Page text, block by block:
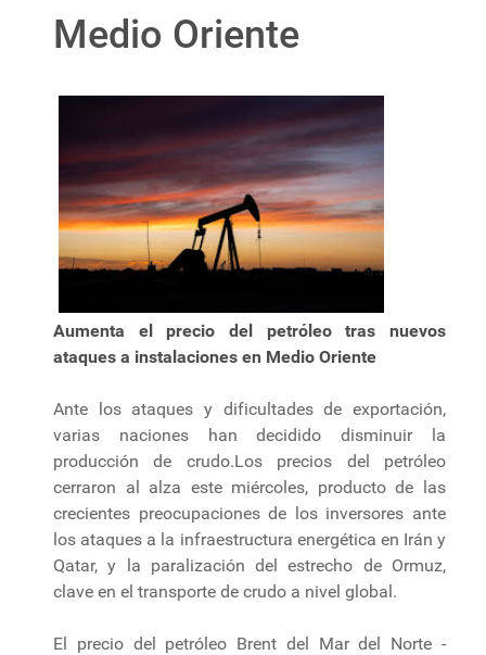
Medio Oriente
Aumenta el precio del petróleo tras nuevos
ataques a instalaciones en Medio Oriente
Ante los ataques y dificultades de exportación,
varias naciones han decidido disminuir la
producción de crudo.Los precios del petróleo
cerraron al alza este miércoles, producto de las
crecientes preocupaciones de los inversores ante
los ataques a la infraestructura energética en Irán y
Qatar, y la paralización del estrecho de Ormuz,
clave en el transporte de crudo a nivel global.
El precio del petróleo Brent del Mar del Norte -